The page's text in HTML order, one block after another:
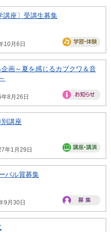
講座〕受講生募集
10月6日
画～夏を感じるカブクワ＆音
8月26日
講座
年1月29日
バル賞募集
9月30日